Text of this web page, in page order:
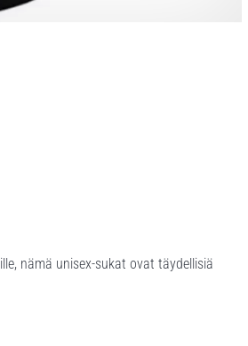
nämä unisex-sukat ovat täydellisiä